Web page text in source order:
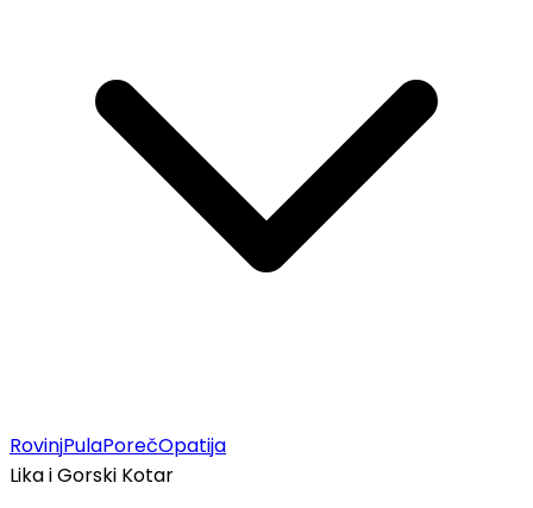
RovinjPulaPorečOpatija
Lika i Gorski Kotar